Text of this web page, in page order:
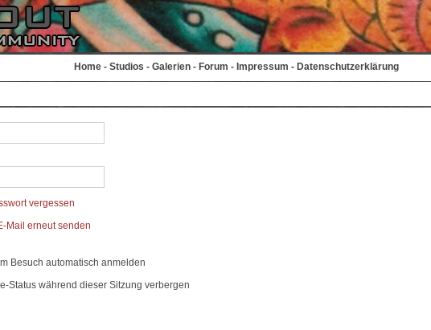
Home - Studios - Galerien - Forum - Impressum - Datenschutzerklärung
vergessen
Mail erneut senden
Besuch automatisch anmelden
Status während dieser Sitzung verbergen